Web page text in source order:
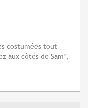
costumées tout
aux côtés de Sam’,